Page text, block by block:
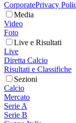
CorporatePrivacy
Media
Video
Foto
Live e Risultati
Live
Diretta Calcio
Risultati e Classifiche
Sezioni
Calcio
Mercato
Serie A
Serie B